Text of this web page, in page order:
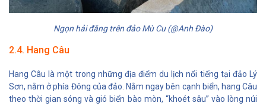
Ngọn hải đăng trên đảo Mù Cu (@Anh Đào)
2.4. Hang Câu
Hang Câu là một trong những địa điểm du lịch nổi tiếng tại đảo Lý
Sơn, nằm ở phía Đông của đảo. Nằm ngay bên cạnh biển, hang Câu
theo thời gian sóng và gió biển bào mòn, “khoét sâu” vào lòng núi